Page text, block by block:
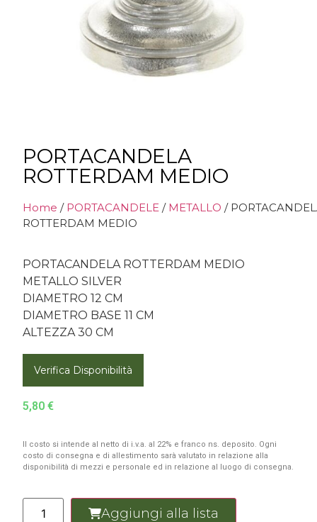
PORTACANDELA
ROTTERDAM MEDIO
Home / PORTACANDELE / METALLO /
ROTTERDAM MEDIO
PORTACANDELA ROTTERDAM MEDIO
METALLO SILVER
DIAMETRO 12 CM
DIAMETRO BASE 11 CM
ALTEZZA 30 CM
Verifica Disponibilità
5,80 €
Il costo si intende al netto di i.v.a. al 22% e franco ns. deposito. Ogni
costo di consegna e di allestimento sarà valutato in relazione alla
disponibilità di mezzi e personale ed in relazione al luogo di consegna.
Aggiungi alla lista